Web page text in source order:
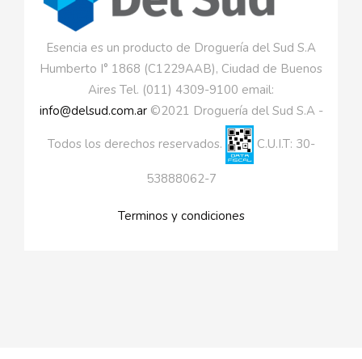
Esencia es un producto de Droguería del Sud S.A
Humberto I° 1868 (C1229AAB), Ciudad de Buenos
Aires Tel. (011) 4309-9100 email:
info@delsud.com.ar©2021 Droguería del Sud S.A -
Todos los derechos reservados. C.U.I.T: 30-
53888062-7
Terminos y condiciones